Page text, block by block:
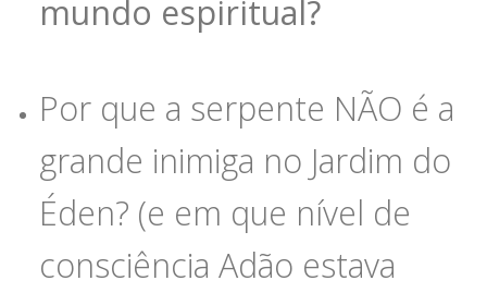
mundo espiritual?
Por que a serpente NÃO é a
grande inimiga no Jardim do
Éden? (e em que nível de
consciência Adão estava